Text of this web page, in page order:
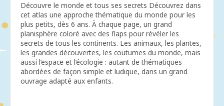
Découvre le monde et tous ses secrets Découvrez dans
cet atlas une approche thématique du monde pour les
plus petits, dès 6 ans. À chaque page, un grand
planisphère coloré avec des flaps pour révéler les
secrets de tous les continents. Les animaux, les plantes,
les grandes découvertes, les coutumes du monde, mais
aussi l’espace et l’écologie : autant de thématiques
abordées de façon simple et ludique, dans un grand
ouvrage adapté aux enfants.